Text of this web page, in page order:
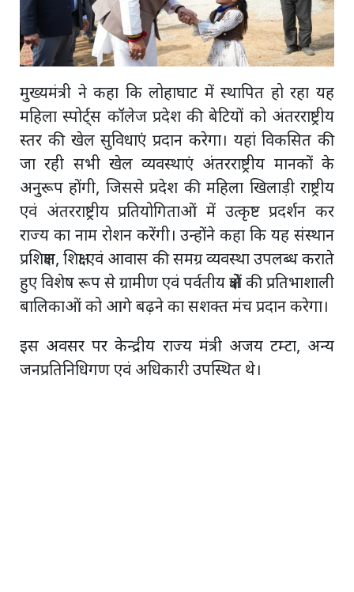
मुख्यमंत्री ने कहा कि लोहाघाट में स्थापित हो रहा यह
महिला स्पोर्ट्स कॉलेज प्रदेश की बेटियों को अंतरराष्ट्रीय
स्तर की खेल सुविधाएं प्रदान करेगा। यहां विकसित की
जा रही सभी खेल व्यवस्थाएं अंतरराष्ट्रीय मानकों के
अनुरूप होंगी, जिससे प्रदेश की महिला खिलाड़ी राष्ट्रीय
एवं अंतरराष्ट्रीय प्रतियोगिताओं में उत्कृष्ट प्रदर्शन कर
राज्य का नाम रोशन करेंगी। उन्होंने कहा कि यह संस्थान
प्रशिक्षण, शिक्षा एवं आवास की समग्र व्यवस्था उपलब्ध कराते
हुए विशेष रूप से ग्रामीण एवं पर्वतीय क्षेत्रों की प्रतिभाशाली
बालिकाओं को आगे बढ़ने का सशक्त मंच प्रदान करेगा।
इस अवसर पर केन्द्रीय राज्य मंत्री अजय टम्टा, अन्य
जनप्रतिनिधिगण एवं अधिकारी उपस्थित थे।